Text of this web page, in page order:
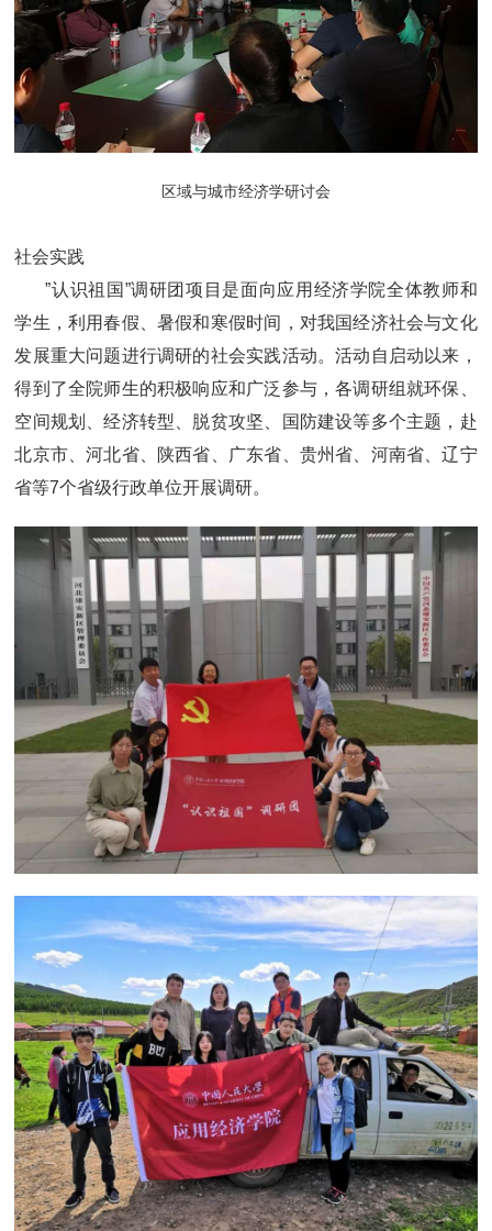
区域与城市经济学研讨会
社会实践
”认识祖国”调研团项目是面向应用经济学院全体教师和
学生，利用春假、暑假和寒假时间，对我国经济社会与文化
发展重大问题进行调研的社会实践活动。活动自启动以来，
得到了全院师生的积极响应和广泛参与，各调研组就环保、
空间规划、经济转型、脱贫攻坚、国防建设等多个主题，赴
北京市、河北省、陕西省、广东省、贵州省、河南省、辽宁
省等7个省级行政单位开展调研。